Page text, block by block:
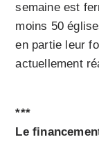
semaine est
moins 50
en partie leur
actuellement
***
Le